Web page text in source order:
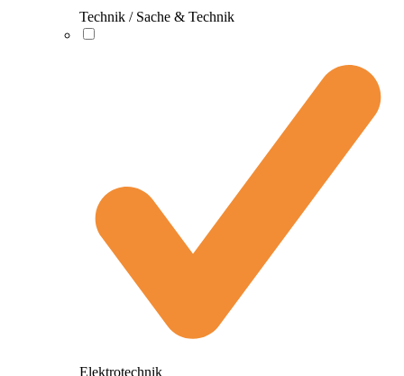
Technik / Sache & Technik
Elektrotechnik